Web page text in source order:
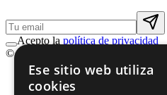
Acepto la política de privacidad
© 2026 Font Vella en Casa. Todos
Ese sitio web utiliza
cookies